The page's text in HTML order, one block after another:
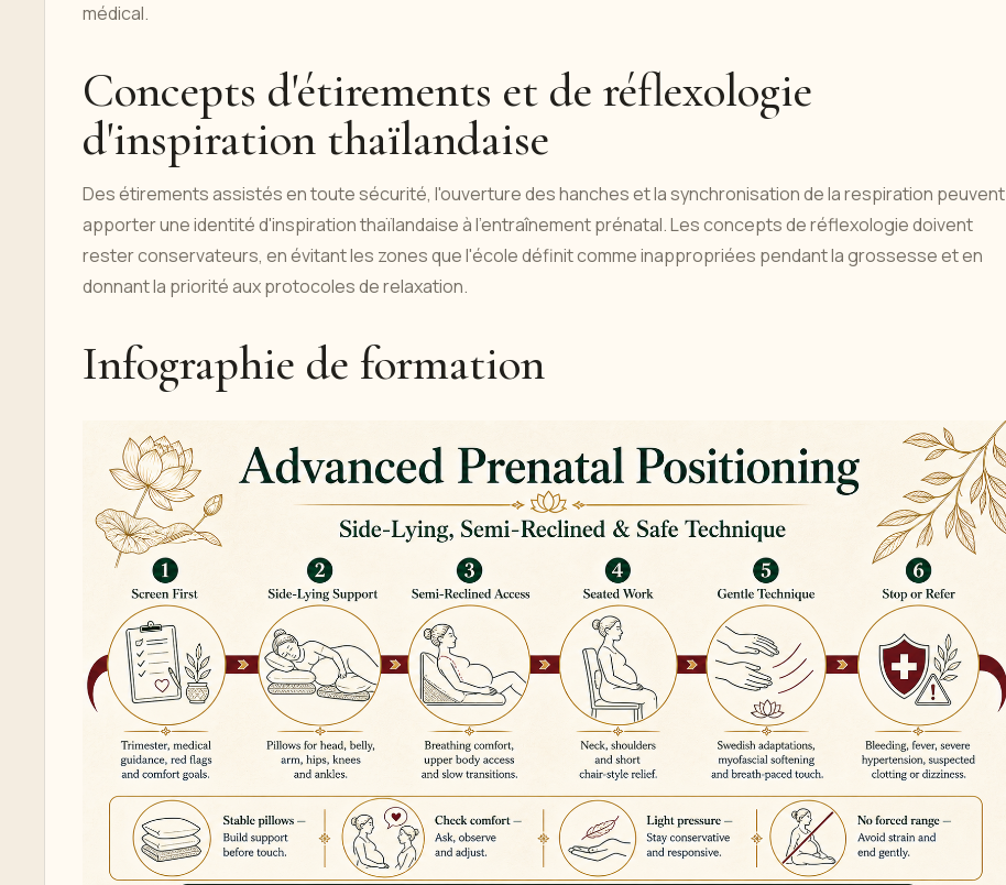
médical.
Concepts d'étirements et de réflexologie
d'inspiration thaïlandaise
Des étirements assistés en toute sécurité, l'ouverture des hanches et la synchronisation de la respiration peuvent
apporter une identité d'inspiration thaïlandaise à l'entraînement prénatal. Les concepts de réflexologie doivent
rester conservateurs, en évitant les zones que l'école définit comme inappropriées pendant la grossesse et en
donnant la priorité aux protocoles de relaxation.
Infographie de formation